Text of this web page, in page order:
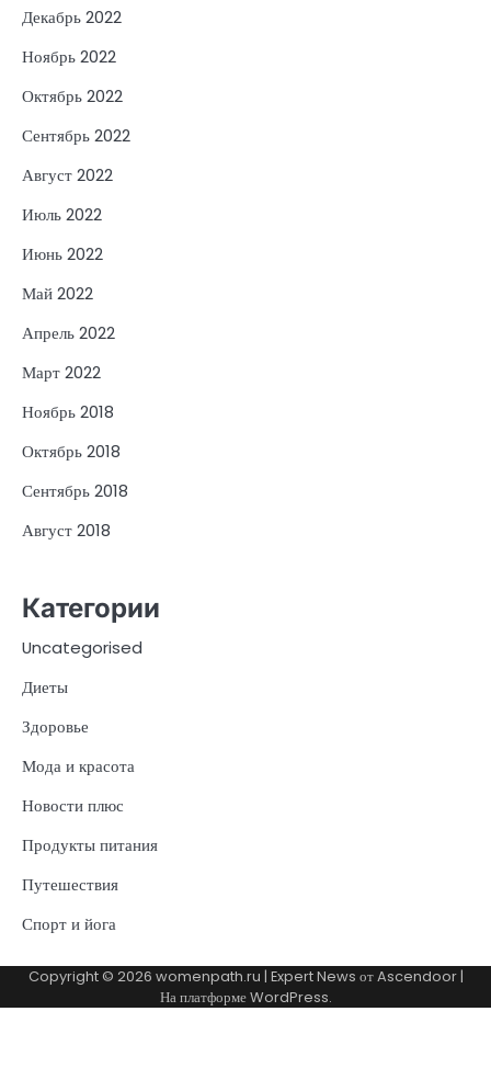
Декабрь 2022
Ноябрь 2022
Октябрь 2022
Сентябрь 2022
Август 2022
Июль 2022
Июнь 2022
Май 2022
Апрель 2022
Март 2022
Ноябрь 2018
Октябрь 2018
Сентябрь 2018
Август 2018
Категории
Uncategorised
Диеты
Здоровье
Мода и красота
Новости плюс
Продукты питания
Путешествия
Спорт и йога
Copyright © 2026 womenpath.ru | Expert News отAscendoor|
На платформеWordPress.